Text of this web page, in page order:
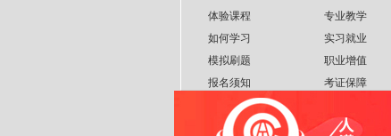
体验课程
如何学习
模拟刷题
报名须知
专业教学
实习就业
职业增值
考证保障